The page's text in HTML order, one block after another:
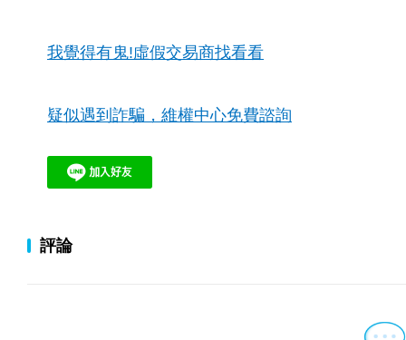
我覺得有鬼!虛假交易商找看看
疑似遇到詐騙，維權中心免費諮詢
評論